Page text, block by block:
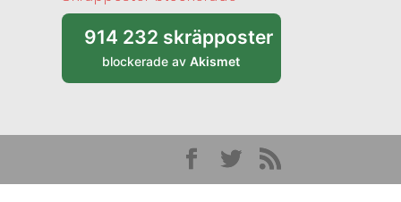
914 232 skräpposter
blockerade avAkismet